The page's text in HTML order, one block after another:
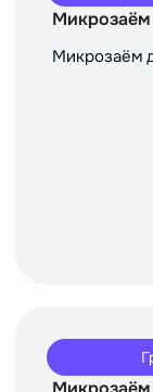
Микрозаём